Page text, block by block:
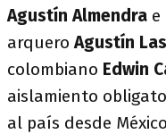
Agustín Almendra e
arqueroAgustín
colombiano Edwin
aislamiento
al país desde